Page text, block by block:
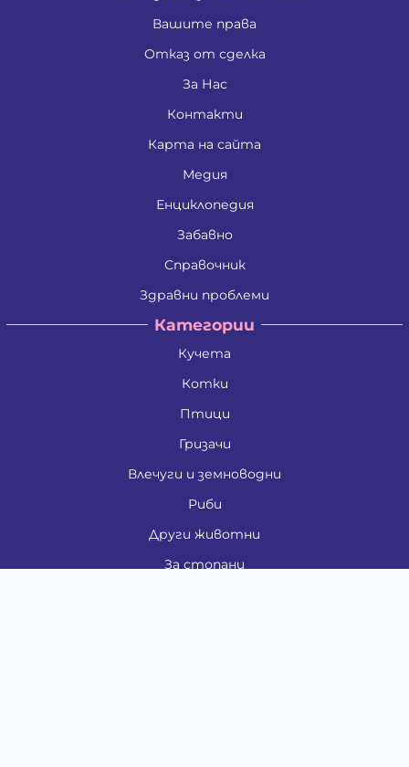
Вашите права
Отказ от сделка
За Нас
Контакти
Карта на сайта
Медия
Енциклопедия
Забавно
Справочник
Здравни проблеми
Категории
Кучета
Котки
Птици
Гризачи
Влечуги и земноводни
Риби
Други животни
За стопани